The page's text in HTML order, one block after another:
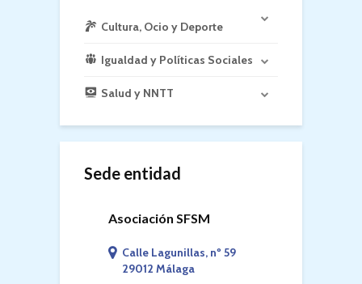
Cultura, Ocio y Deporte
Igualdad y Políticas Sociales
Salud y NNTT
Sede entidad
Asociación SFSM
Calle Lagunillas, nº 59
29012 Málaga